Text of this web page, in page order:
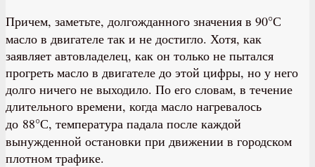
Причем, заметьте, долгожданного значения в 90°С
масло в двигателе так и не достигло. Хотя, как
заявляет автовладелец, как он только не пытался
прогреть масло в двигателе до этой цифры, но у него
долго ничего не выходило. По его словам, в течение
длительного времени, когда масло нагревалось
до 88°С, температура падала после каждой
вынужденной остановки при движении в городском
плотном трафике.